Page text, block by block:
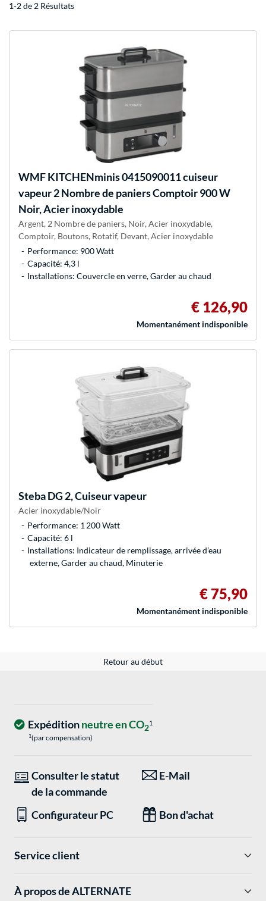
1-2 de 2 Résultats
WMFKITCHENminis 0415090011 cuiseur
vapeur 2 Nombre de paniers Comptoir 900 W
Noir, Acier inoxydable
Argent, 2 Nombre de paniers, Noir, Acier inoxydable,
Comptoir, Boutons, Rotatif, Devant, Acier inoxydable
Performance: 900 Watt
Capacité: 4,3 l
Installations: Couvercle en verre, Garder au chaud
€ 126,90
Momentanément indisponible
StebaDG 2, Cuiseur vapeur
Acier inoxydable/Noir
Performance: 1 200 Watt
Capacité: 6 l
Installations: Indicateur de remplissage, arrivée d’eau
externe, Garder au chaud, Minuterie
€ 75,90
Momentanément indisponible
Retour au début
Expéditionneutre en CO21
1(par compensation)
Consulter le statut
de la commande
E-Mail
Configurateur PC Bon d'achat
Service client
À propos de ALTERNATE